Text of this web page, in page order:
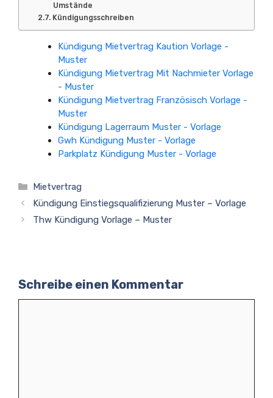
Umstände
Kündigungsschreiben
Kündigung Mietvertrag Kaution Vorlage -
Muster
Kündigung Mietvertrag Mit Nachmieter Vorlage
- Muster
Kündigung Mietvertrag Französisch Vorlage -
Muster
Kündigung Lagerraum Muster - Vorlage
Gwh Kündigung Muster - Vorlage
Parkplatz Kündigung Muster - Vorlage
Kategorien
Mietvertrag
Kündigung Einstiegsqualifizierung Muster – Vorlage
Thw Kündigung Vorlage – Muster
Schreibe einen Kommentar